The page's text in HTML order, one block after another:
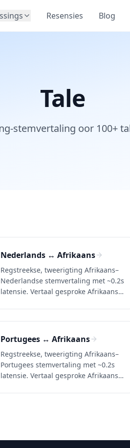
Resensies Blog
Tale
stemvertaling oor 100+
Nederlands ↔ Afrikaans
Regstreekse, tweerigting Afrikaans–
Nederlandse stemvertaling met ~0.2s
latensie. Vertaal gesproke Afrikaans
video's. Probeer Whisperr gratis.
Portugees ↔ Afrikaans
Regstreekse, tweerigting Afrikaans–
Portugees stemvertaling met ~0.2s
latensie. Vertaal gesproke Afrikaans